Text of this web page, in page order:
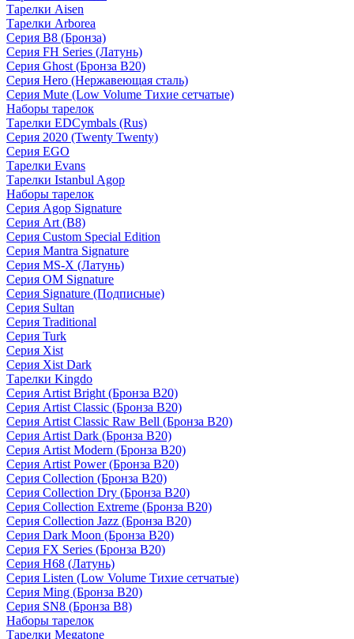
Тарелки Aisen
Тарелки Arborea
Серия B8 (Бронза)
Серия FH Series (Латунь)
Серия Ghost (Бронза B20)
Серия Hero (Нержавеющая сталь)
Серия Mute (Low Volume Тихие сетчатые)
Наборы тарелок
Тарелки EDCymbals (Rus)
Серия 2020 (Twenty Twenty)
Серия EGO
Тарелки Evans
Тарелки Istanbul Agop
Наборы тарелок
Серия Agop Signature
Серия Art (B8)
Серия Custom Special Edition
Серия Mantra Signature
Серия MS-X (Латунь)
Серия OM Signature
Серия Signature (Подписные)
Серия Sultan
Серия Traditional
Серия Turk
Серия Xist
Серия Xist Dark
Тарелки Kingdo
Серия Artist Bright (Бронза B20)
Серия Artist Classic (Бронза B20)
Серия Artist Classic Raw Bell (Бронза B20)
Серия Artist Dark (Бронза B20)
Серия Artist Modern (Бронза B20)
Серия Artist Power (Бронза B20)
Серия Collection (Бронза B20)
Серия Collection Dry (Бронза B20)
Серия Collection Extreme (Бронза B20)
Серия Collection Jazz (Бронза B20)
Серия Dark Moon (Бронза B20)
Серия FX Series (Бронза B20)
Серия H68 (Латунь)
Серия Listen (Low Volume Тихие сетчатые)
Серия Ming (Бронза B20)
Серия SN8 (Бронза B8)
Наборы тарелок
Тарелки Megatone